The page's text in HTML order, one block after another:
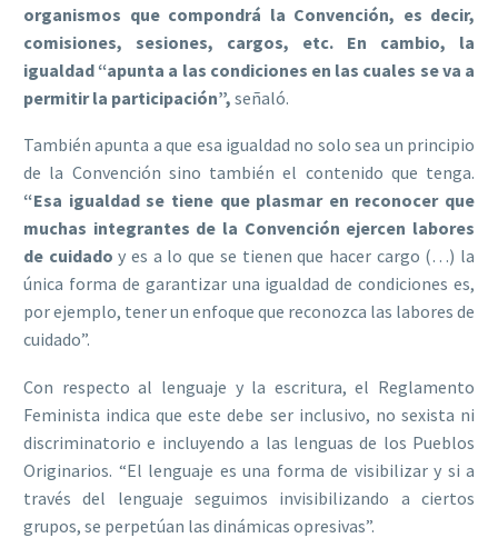
organismos que compondrá la Convención, es decir,
comisiones, sesiones, cargos, etc. En cambio, la
igualdad “apunta a las condiciones en las cuales se va a
permitir la participación”, señaló.
También apunta a que esa igualdad no solo sea un principio
de la Convención sino también el contenido que tenga.
“Esa igualdad se tiene que plasmar en reconocer que
muchas integrantes de la Convención ejercen labores
de cuidado y es a lo que se tienen que hacer cargo (…) la
única forma de garantizar una igualdad de condiciones es,
por ejemplo, tener un enfoque que reconozca las labores de
cuidado”.
Con respecto al lenguaje y la escritura, el Reglamento
Feminista indica que este debe ser inclusivo, no sexista ni
discriminatorio e incluyendo a las lenguas de los Pueblos
Originarios. “El lenguaje es una forma de visibilizar y si a
través del lenguaje seguimos invisibilizando a ciertos
grupos, se perpetúan las dinámicas opresivas”.